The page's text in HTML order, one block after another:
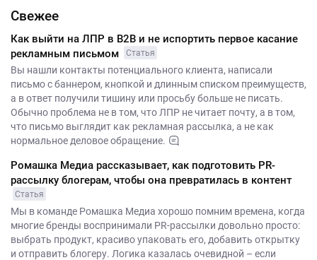
Свежее
Как выйти на ЛПР в B2B и не испортить первое касание
рекламным письмом
Статья
Вы нашли контакты потенциального клиента, написали
письмо с баннером, кнопкой и длинным списком преимуществ,
а в ответ получили тишину или просьбу больше не писать.
Обычно проблема не в том, что ЛПР не читает почту, а в том,
что письмо выглядит как рекламная рассылка, а не как
нормальное деловое обращение.
Ромашка Медиа рассказывает, как подготовить PR-
рассылку блогерам, чтобы она превратилась в контент
Статья
Мы в команде Ромашка Медиа хорошо помним времена, когда
многие бренды воспринимали PR-рассылки довольно просто:
выбрать продукт, красиво упаковать его, добавить открытку
и отправить блогеру. Логика казалась очевидной – если